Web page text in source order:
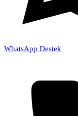
WhatsApp Destek